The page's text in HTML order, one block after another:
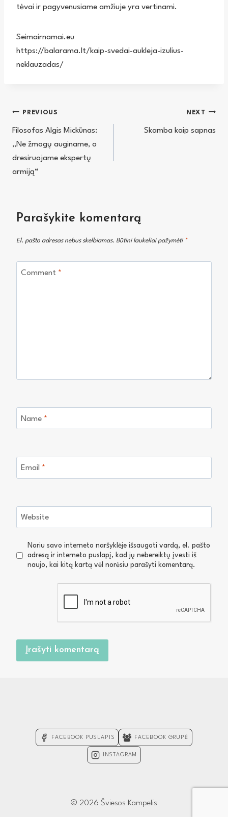
tėvai ir pagyvenusiame amžiuje yra vertinami.
Seimairnamai.eu
https://balarama.lt/kaip-svedai-aukleja-izulius-
neklauzadas/
Navigacija
tarp
įrašų
PREVIOUS
Filosofas Algis Mickūnas:
„Ne žmogų auginame, o
dresiruojame ekspertų
armiją“
NEXT
Skamba kaip sapnas
Parašykite komentarą
El. pašto adresas nebus skelbiamas. Būtini laukeliai pažymėti *
Comment *
Name *
Email *
Website
Noriu savo interneto naršyklėje išsaugoti vardą, el. pašto
adresą ir interneto puslapį, kad jų nebereiktų įvesti iš
naujo, kai kitą kartą vėl norėsiu parašyti komentarą.
FACEBOOK PUSLAPIS FACEBOOK GRUPĖ
INSTAGRAM
© 2026 Šviesos Kampelis